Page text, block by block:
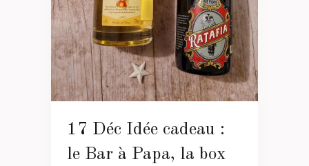
17 Déc Idée cadeau :
le Bar à Papa, la box